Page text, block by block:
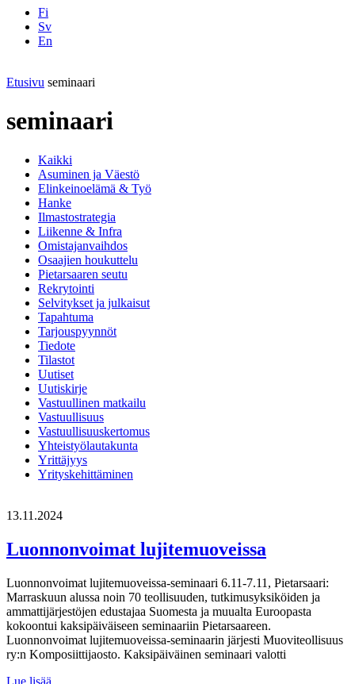
Fi
Sv
En
Etusivu seminaari
seminaari
Kaikki
Asuminen ja Väestö
Elinkeinoelämä & Työ
Hanke
Ilmastostrategia
Liikenne & Infra
Omistajanvaihdos
Osaajien houkuttelu
Pietarsaaren seutu
Rekrytointi
Selvitykset ja julkaisut
Tapahtuma
Tarjouspyynnöt
Tiedote
Tilastot
Uutiset
Uutiskirje
Vastuullinen matkailu
Vastuullisuus
Vastuullisuuskertomus
Yhteistyölautakunta
Yrittäjyys
Yrityskehittäminen
13.11.2024
Luonnonvoimat lujitemuoveissa
Luonnonvoimat lujitemuoveissa-seminaari 6.11-7.11, Pietarsaari:
Marraskuun alussa noin 70 teollisuuden, tutkimusyksiköiden ja
ammattijärjestöjen edustajaa Suomesta ja muualta Euroopasta
kokoontui kaksipäiväiseen seminaariin Pietarsaareen.
Luonnonvoimat lujitemuoveissa-seminaarin järjesti Muoviteollisuus
ry:n Komposiittijaosto. Kaksipäiväinen seminaari valotti
Lue lisää